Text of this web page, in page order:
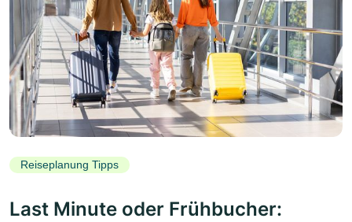
Reiseplanung Tipps
Last Minute oder Frühbucher: